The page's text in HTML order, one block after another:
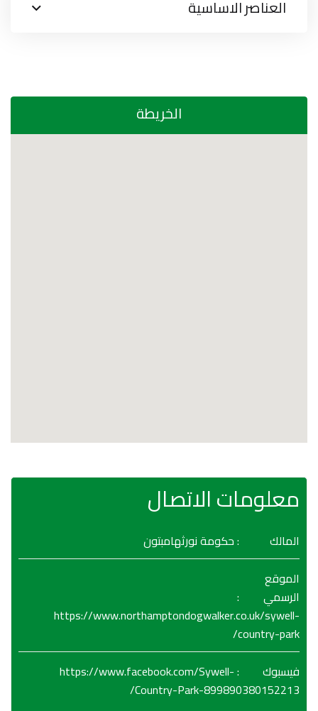
العناصر الاساسية
الخريطة
معلومات الاتصال
المالك
: حكومة نورثهامبتون
الموقع
الرسمي
:
https://www.northamptondogwalker.co.uk/sywell-
country-park/
فيسبوك
:
https://www.facebook.com/Sywell-
Country-Park-899890380152213/